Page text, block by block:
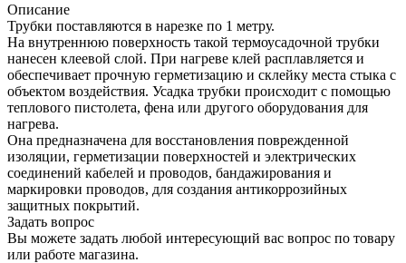
Описание
Трубки поставляются в нарезке по 1 метру.
На внутреннюю поверхность такой термоусадочной трубки
нанесен клеевой слой. При нагреве клей расплавляется и
обеспечивает прочную герметизацию и склейку места стыка с
объектом воздействия. Усадка трубки происходит с помощью
теплового пистолета, фена или другого оборудования для
нагрева.
Она предназначена для восстановления поврежденной
изоляции, герметизации поверхностей и электрических
соединений кабелей и проводов, бандажирования и
маркировки проводов, для создания антикоррозийных
защитных покрытий.
Задать вопрос
Вы можете задать любой интересующий вас вопрос по товару
или работе магазина.